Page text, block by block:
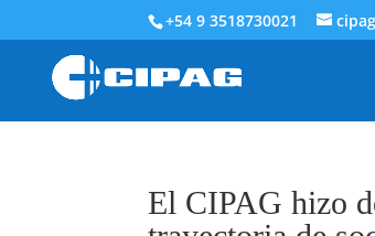
+54 9 3518730021
El CIPAG hizo